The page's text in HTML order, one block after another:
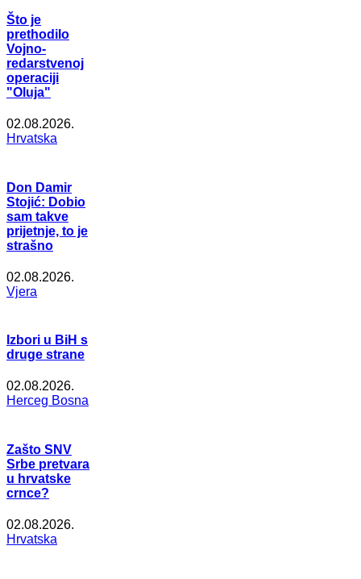
Što je
prethodilo
Vojno-
redarstvenoj
operaciji
"Oluja"
02.08.2026.
Hrvatska
Don Damir
Stojić: Dobio
sam takve
prijetnje, to je
strašno
02.08.2026.
Vjera
Izbori u BiH s
druge strane
02.08.2026.
Herceg Bosna
Zašto SNV
Srbe pretvara
u hrvatske
crnce?
02.08.2026.
Hrvatska